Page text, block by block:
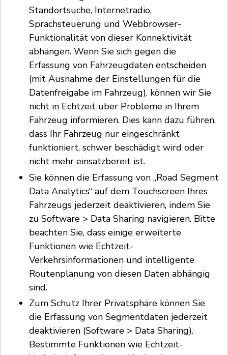
Standortsuche, Internetradio,
Sprachsteuerung und Webbrowser-
Funktionalität von dieser Konnektivität
abhängen. Wenn Sie sich gegen die
Erfassung von Fahrzeugdaten entscheiden
(mit Ausnahme der Einstellungen für die
Datenfreigabe im Fahrzeug), können wir Sie
nicht in Echtzeit über Probleme in Ihrem
Fahrzeug informieren. Dies kann dazu führen,
dass Ihr Fahrzeug nur eingeschränkt
funktioniert, schwer beschädigt wird oder
nicht mehr einsatzbereit ist.
Sie können die Erfassung von „Road Segment
Data Analytics“ auf dem Touchscreen Ihres
Fahrzeugs jederzeit deaktivieren, indem Sie
zu Software > Data Sharing navigieren. Bitte
beachten Sie, dass einige erweiterte
Funktionen wie Echtzeit-
Verkehrsinformationen und intelligente
Routenplanung von diesen Daten abhängig
sind.
Zum Schutz Ihrer Privatsphäre können Sie
die Erfassung von Segmentdaten jederzeit
deaktivieren (Software > Data Sharing).
Bestimmte Funktionen wie Echtzeit-